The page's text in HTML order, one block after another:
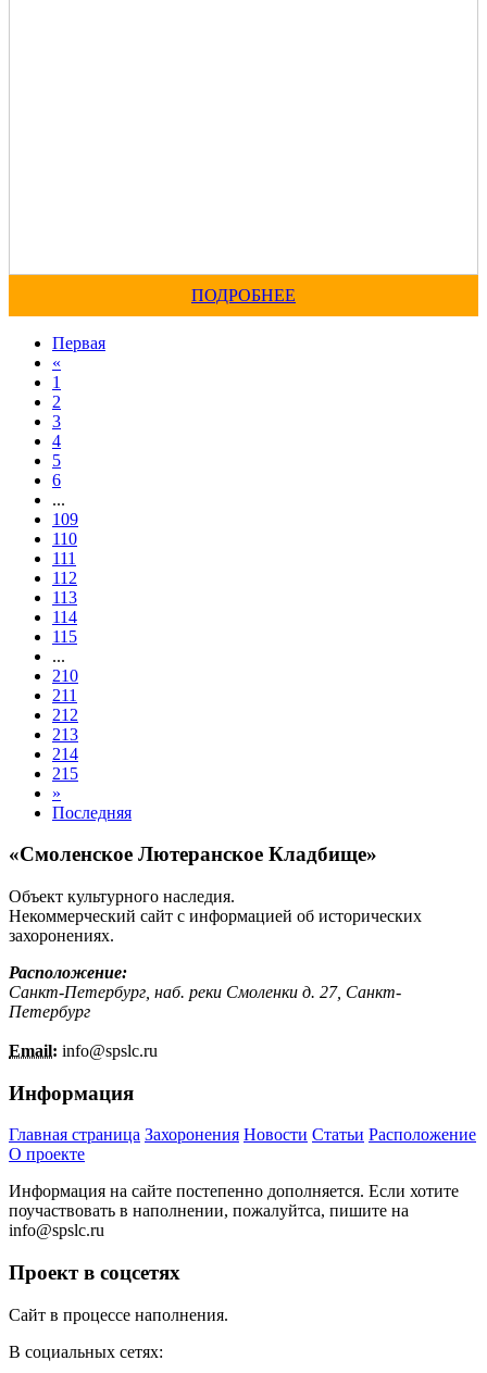
ПОДРОБНЕЕ
Первая
«
1
2
3
4
5
6
...
109
110
111
112
113
114
115
...
210
211
212
213
214
215
»
Последняя
«Смоленское Лютеранское Кладбище»
Объект культурного наследия.
Некоммерческий сайт с информацией об исторических
захоронениях.
Расположение:
Санкт-Петербург, наб. реки Смоленки д. 27, Санкт-
Петербург
Email: info@spslc.ru
Информация
Главная страница Захоронения Новости Статьи Расположение
О проекте
Информация на сайте постепенно дополняется. Если хотите
поучаствовать в наполнении, пожалуйтса, пишите на
info@spslc.ru
Проект в соцсетях
Сайт в процессе наполнения.
В социальных сетях: